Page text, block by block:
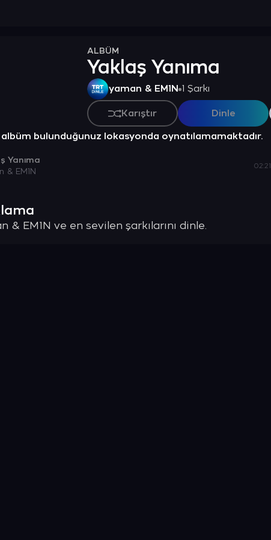
ALBÜM
Yaklaş Yanıma
yaman & EM1N 1 Şarkı
Karıştır Dinle
albüm bulunduğunuz lokasyonda oynatılamamaktadır.
Yanıma
& EM1N
02:21
& EM1N ve en sevilen şarkılarını dinle.